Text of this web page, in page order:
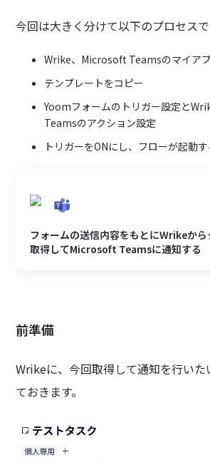
今回は大きく分けて以下のプロセスで
Wrike、Microsoft Teamsのマイア
テンプレートをコピー
Yoomフォームのトリガー設定と
Teamsのアクション設定
トリガーをONにし、フローが起動
フォームの送信内容をもとにWrikeから
取得してMicrosoft Teamsに通知する
前準備
Wrikeに、今回取得して通知を行いた
ておきます。